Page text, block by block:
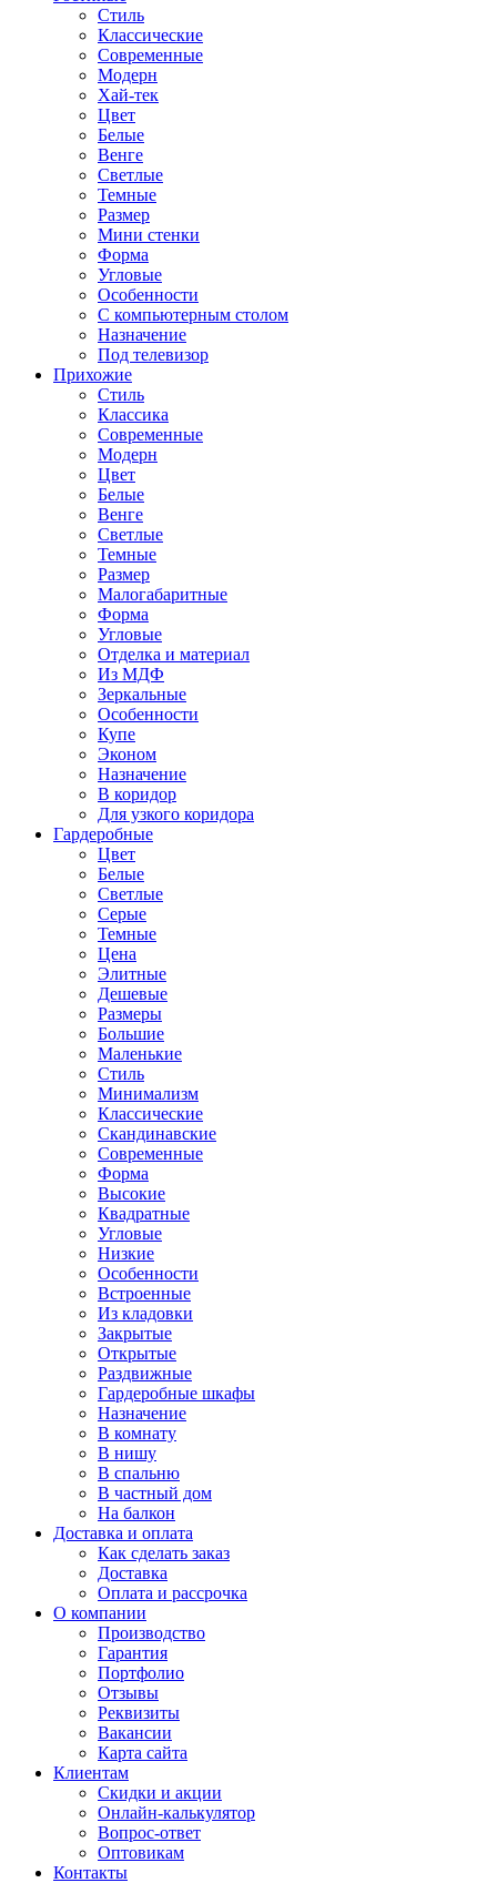
Стиль
Классические
Современные
Модерн
Хай-тек
Цвет
Белые
Венге
Светлые
Темные
Размер
Мини стенки
Форма
Угловые
Особенности
С компьютерным столом
Назначение
Под телевизор
Прихожие
Стиль
Классика
Современные
Модерн
Цвет
Белые
Венге
Светлые
Темные
Размер
Малогабаритные
Форма
Угловые
Отделка и материал
Из МДФ
Зеркальные
Особенности
Купе
Эконом
Назначение
В коридор
Для узкого коридора
Гардеробные
Цвет
Белые
Светлые
Серые
Темные
Цена
Элитные
Дешевые
Размеры
Большие
Маленькие
Стиль
Минимализм
Классические
Скандинавские
Современные
Форма
Высокие
Квадратные
Угловые
Низкие
Особенности
Встроенные
Из кладовки
Закрытые
Открытые
Раздвижные
Гардеробные шкафы
Назначение
В комнату
В нишу
В спальню
В частный дом
На балкон
Доставка и оплата
Как сделать заказ
Доставка
Оплата и рассрочка
О компании
Производство
Гарантия
Портфолио
Отзывы
Реквизиты
Вакансии
Карта сайта
Клиентам
Скидки и акции
Онлайн-калькулятор
Вопрос-ответ
Оптовикам
Контакты